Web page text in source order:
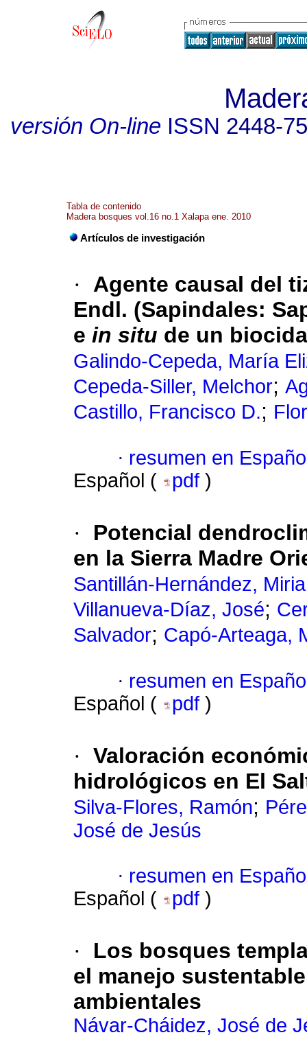
versión On-lineISSN 2448-
Tabla de contenido
Madera bosques vol.16 no.1 Xalapa ene. 2010
Artículos de investigación
·
Agente causal del
Endl. (Sapindales:
e in situ de un biocida
Galindo-Cepeda, María
Cepeda-Siller, Melchor;
Castillo, Francisco D.;
· resumen en
Español (
pdf )
·
Potencial
en la Sierra Madre
Santillán-Hernández,
Villanueva-Díaz, José;
Salvador; Capó-Arteaga,
· resumen en
Español (
pdf )
· Valoración
hidrológicos en El
Silva-Flores, Ramón;
José de Jesús
· resumen en
Español (
pdf )
·
Los bosques
el manejo
ambientales
Návar-Cháidez, José de